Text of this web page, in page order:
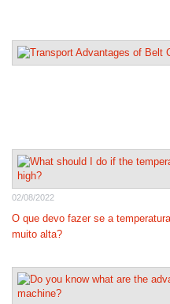
02/08/2022
O que devo fazer se a
muito alta?